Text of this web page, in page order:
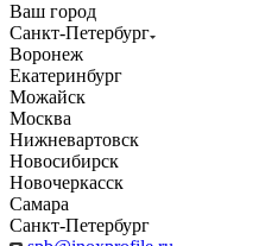
Ваш город
Санкт-Петербург
Воронеж
Екатеринбург
Можайск
Москва
Нижневартовск
Новосибирск
Новочеркасск
Самара
Санкт-Петербург